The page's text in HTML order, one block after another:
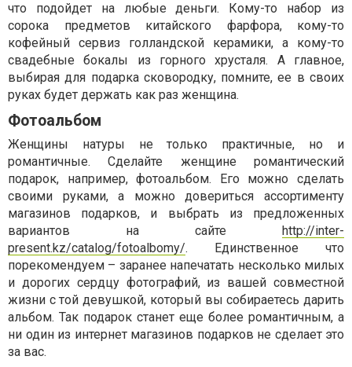
что подойдет на любые деньги. Кому-то набор из
сорока предметов китайского фарфора, кому-то
кофейный сервиз голландской керамики, а кому-то
свадебные бокалы из горного хрусталя. А главное,
выбирая для подарка сковородку, помните, ее в своих
руках будет держать как раз женщина.
Фотоальбом
Женщины натуры не только практичные, но и
романтичные. Сделайте женщине романтический
подарок, например, фотоальбом. Его можно сделать
своими руками, а можно довериться ассортименту
магазинов подарков, и выбрать из предложенных
вариантов на сайте http://inter-
present.kz/catalog/fotoalbomy/. Единственное что
порекомендуем – заранее напечатать несколько милых
и дорогих сердцу фотографий, из вашей совместной
жизни с той девушкой, который вы собираетесь дарить
альбом. Так подарок станет еще более романтичным, а
ни один из интернет магазинов подарков не сделает это
за вас.